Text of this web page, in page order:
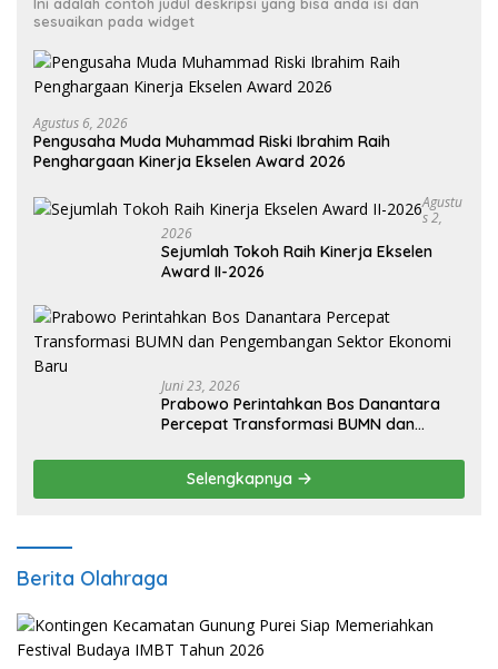
Ini adalah contoh judul deskripsi yang bisa anda isi dan
sesuaikan pada widget
Agustus 6, 2026
Pengusaha Muda Muhammad Riski Ibrahim Raih
Penghargaan Kinerja Ekselen Award 2026
Agustu
S 2,
2026
Sejumlah Tokoh Raih Kinerja Ekselen
Award II-2026
Juni 23, 2026
Prabowo Perintahkan Bos Danantara
Percepat Transformasi BUMN dan
Selengkapnya
Berita Olahraga